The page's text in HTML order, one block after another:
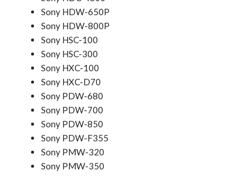
Sony HDW-650P
Sony HDW-800P
Sony HSC-100
Sony HSC-300
Sony HXC-100
Sony HXC-D70
Sony PDW-680
Sony PDW-700
Sony PDW-850
Sony PDW-F355
Sony PMW-320
Sony PMW-350